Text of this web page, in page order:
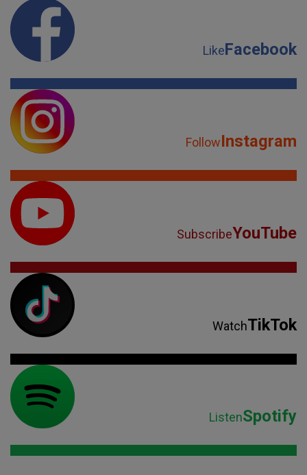
LikeFacebook
FollowInstagram
SubscribeYouTube
WatchTikTok
ListenSpotify